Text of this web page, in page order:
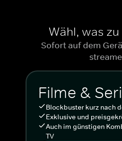
Wähl, was
Sofort auf dem
Filme &
Blockbuster kurz nach
Exklusive und
Auch im günstigen
TV